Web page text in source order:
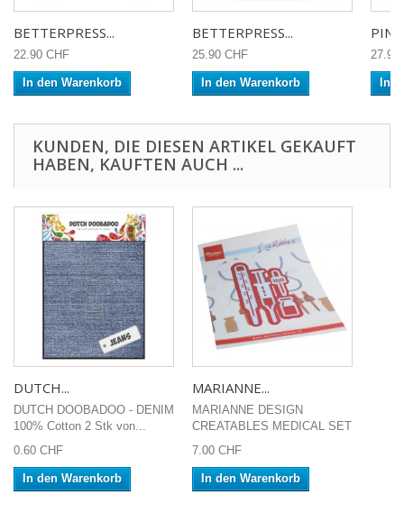
BETTERPRESS...
22.90 CHF
In den Warenkorb
BETTERPRESS...
25.90 CHF
In den Warenkorb
27.90
In
KUNDEN, DIE DIESEN ARTIKEL GEKAUFT
HABEN, KAUFTEN AUCH ...
DUTCH...
DUTCH DOOBADOO - DENIM
100% Cotton 2 Stk von...
0.60 CHF
In den Warenkorb
MARIANNE...
MARIANNE DESIGN
CREATABLES MEDICAL SET
7.00 CHF
In den Warenkorb